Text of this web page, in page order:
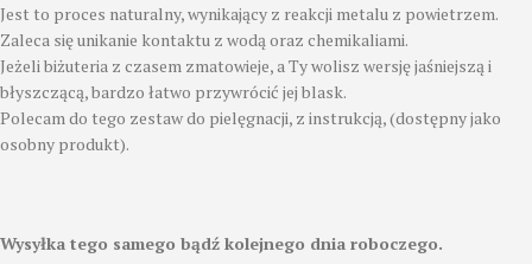
Jest to proces naturalny, wynikający z reakcji metalu z powietrzem.
Zaleca się unikanie kontaktu z wodą oraz chemikaliami.
Jeżeli biżuteria z czasem zmatowieje, a Ty wolisz wersję jaśniejszą i
błyszczącą, bardzo łatwo przywrócić jej blask.
Polecam do tego zestaw do pielęgnacji, z instrukcją, (dostępny jako
osobny produkt).
Wysyłka tego samego bądź kolejnego dnia roboczego.